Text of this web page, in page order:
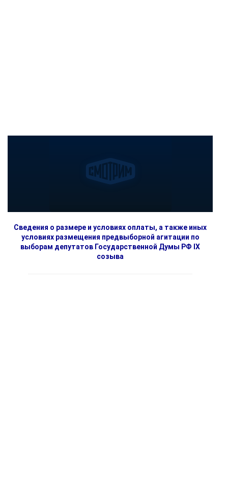
Сведения о размере и условиях оплаты, а также иных
условиях размещения предвыборной агитации по
выборам депутатов Государственной Думы РФ IX
созыва